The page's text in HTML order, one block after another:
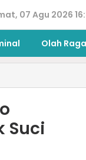
07 Agu 2026
Olah Raga
Suci